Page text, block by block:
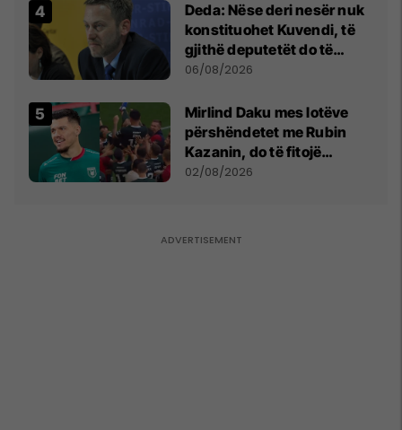
Deda: Nëse deri nesër nuk
konstituohet Kuvendi, të
gjithë deputetët do të
bëjnë shkelje të rëndë
06/08/2026
Mirlind Daku mes lotëve
përshëndetet me Rubin
Kazanin, do të fitojë
miliona te Spartak Moska
02/08/2026